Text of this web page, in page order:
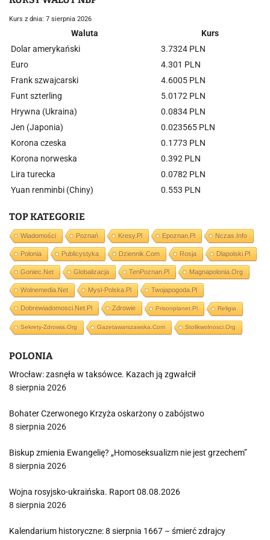
Kurs z dnia: 7 sierpnia 2026
Waluta
Kurs
Dolar amerykański
3.7324 PLN
Euro
4.301 PLN
Frank szwajcarski
4.6005 PLN
Funt szterling
5.0172 PLN
Hrywna (Ukraina)
0.0834 PLN
Jen (Japonia)
0.023565 PLN
Korona czeska
0.1773 PLN
Korona norweska
0.392 PLN
Lira turecka
0.0782 PLN
Yuan renminbi (Chiny)
0.553 PLN
TOP KATEGORIE
Wiadomości Poznań Kresy.pl Epoznan.pl Nczas.info
Polonia Publicystyka Dziennik.com Rosja Dlapolski.pl
Goniec.net Globalizacja TenPoznan.pl Magnapolonia.org
Wolnemedia.net Mysl-Polska.pl Twojapogoda.pl
Dobrewiadomosci.net.pl Zdrowie Prisonplanet.pl Religia
Sekrety-Zdrowia.org Gazetawarszawska.com Stolikwolnosci.org
POLONIA
Wrocław: zasnęła w taksówce. Kazach ją zgwałcił
8 sierpnia 2026
Bohater Czerwonego Krzyża oskarżony o zabójstwo
8 sierpnia 2026
Biskup zmienia Ewangelię? „Homoseksualizm nie jest grzechem”
8 sierpnia 2026
Wojna rosyjsko-ukraińska. Raport 08.08.2026
8 sierpnia 2026
Kalendarium historyczne: 8 sierpnia 1667 – śmierć zdrajcy